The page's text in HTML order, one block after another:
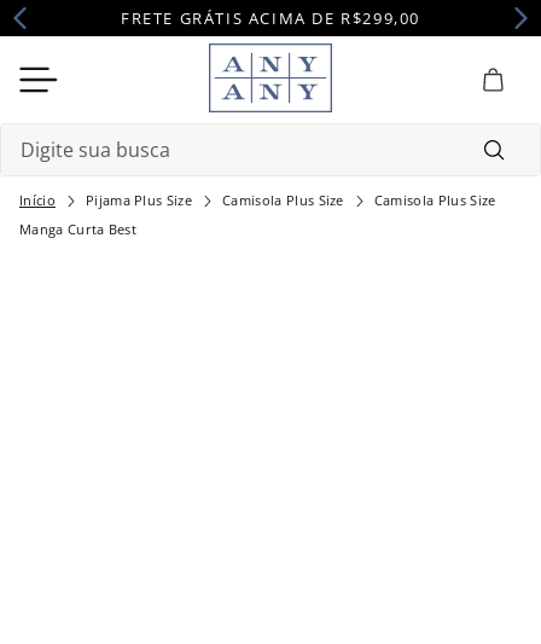
FRETE GRÁTIS ACIMA DE R$299,00
Pijama Plus Size Camisola Plus Size
Camisola Plus Size
Manga Curta Best
Termos mais buscados